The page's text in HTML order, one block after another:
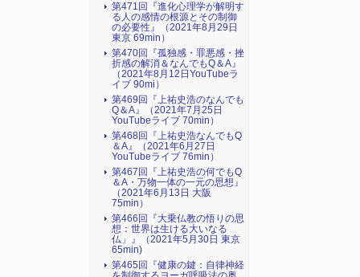
第471回『進化心理学が解明す
る人の感情の根源とその制御
の必要性』（2021年8月29日
東京 69min）
第470回『孤独感・罪悪感・挫
折感の解消＆なんでもQ＆A』
（2021年8月12日YouTubeラ
イブ 90mi）
第469回『上祐史浩のなんでも
Q＆A』（2021年7月25日
YouTubeライブ 70min）
第468回『上祐史浩なんでもQ
＆A』（2021年6月27日
YouTubeライブ 76min）
第467回『上祐史浩の何でもQ
＆A・万物一体の一元の思想』
（2021年6月13日 大阪
75min）
第466回『大乗仏教の悟りの思
想：世界は生ける大いなる
仏」』（2021年5月30日 東京
65min)
第465回『健康の鍵：自律神経